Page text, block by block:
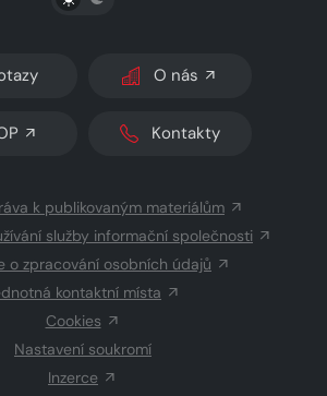
O nás
Kontakty
k publikovaným materiálům
služby informační společnosti
o zpracování osobních údajů
kontaktní místa
Cookies
Nastavení soukromí
Inzerce